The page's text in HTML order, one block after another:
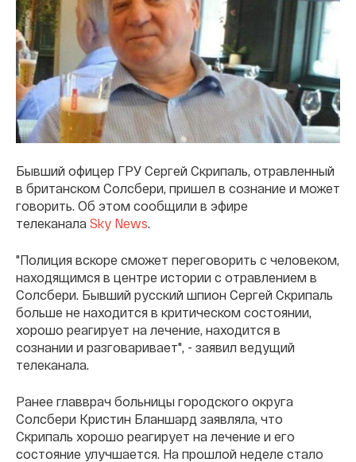
Бывший офицер ГРУ Сергей Скрипаль, отравленный
в британском Солсбери, пришел в сознание и может
говорить. Об этом сообщили в эфире
телеканала Sky News
"Полиция вскоре сможет переговорить с человеком,
находящимся в центре истории с отравлением в
Солсбери. Бывший русский шпион Сергей Скрипаль
больше не находится в критическом состоянии,
хорошо реагирует на лечение, находится в
сознании и разговаривает", - заявил ведущий
телеканала.
Ранее главврач больницы городского округа
Солсбери Кристин Бланшард заявляла, что
Скрипаль хорошо реагирует на лечение и его
состояние улучшается. На прошлой неделе стало